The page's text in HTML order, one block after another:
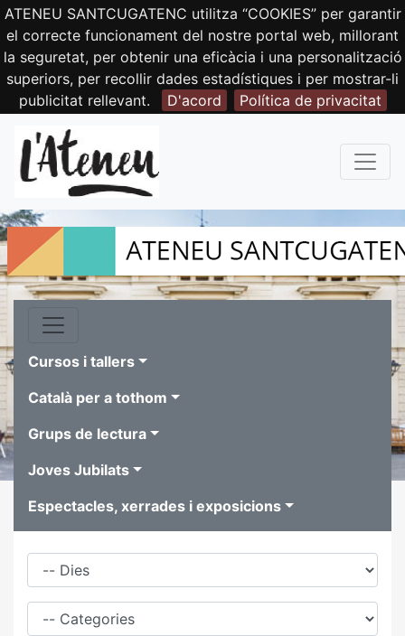
ATENEU SANTCUGATENC utilitza “COOKIES” per garantir
el correcte funcionament del nostre portal web, millorant
la seguretat, per obtenir una eficàcia i una personalització
superiors, per recollir dades estadístiques i per mostrar-li
publicitat rellevant.
D'acord Política de privacitat
Cursos i tallers
Català per a tothom
Grups de lectura
Joves Jubilats
Espectacles, xerrades i exposicions
Dies
Família